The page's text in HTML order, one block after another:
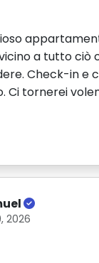
a tutto ciò
Check-in e
Ci tornerei
2026